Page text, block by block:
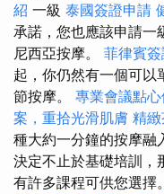
紹 一級 泰國簽證申請
承諾，您也應該申請一
尼西亞按摩。 菲律賓
起，你仍然有一個可以
節按摩。 專業會議點
案，重拾光滑肌膚 精
種大約一分鐘的按摩融
決定不止於基礎培訓，
有許多課程可供您選擇